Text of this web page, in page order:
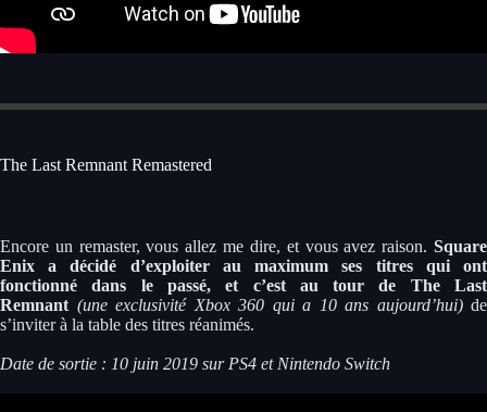
The Last Remnant Remastered
Encore un remaster, vous allez me dire, et vous avez raison. Square
Enix a décidé d’exploiter au maximum ses titres qui ont
fonctionné dans le passé, et c’est au tour de The Last
Remnant (une exclusivité Xbox 360 qui a 10 ans aujourd’hui)de
s’inviter à la table des titres réanimés.
Date de sortie : 10 juin 2019 sur PS4 et Nintendo Switch